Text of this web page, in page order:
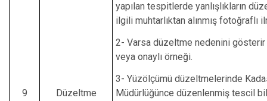
9 Düzeltme
yapılan tespitlerde yanlışlıkların
ilgili muhtarlıktan alınmış fotoğraflı
2- Varsa düzeltme nedenini gösterir
veya onaylı örneği.
3- Yüzölçümü düzeltmelerinde
Müdürlüğünce düzenlenmiş tescil